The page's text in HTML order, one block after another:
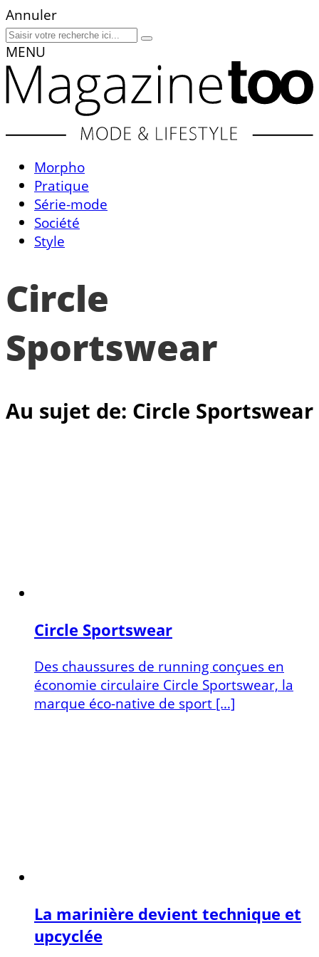
Annuler
MENU
Morpho
Pratique
Série-mode
Société
Style
Circle
Sportswear
Au sujet de: Circle Sportswear
Circle Sportswear
Des chaussures de running conçues en
économie circulaire Circle Sportswear, la
marque éco-native de sport […]
La marinière devient technique et
upcyclée